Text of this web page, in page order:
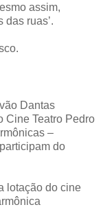
assim,
das ruas’.
Dantas
Cine Teatro Pedro
–
do
lotação do cine